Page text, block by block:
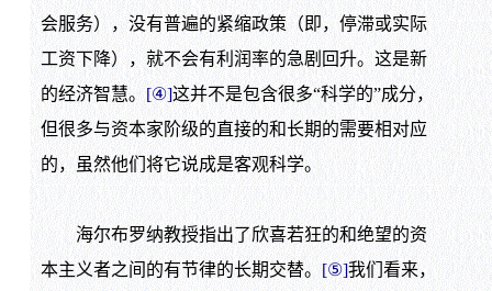
会服务），没有普遍的紧缩政策（即，停滞或实际
工资下降），就不会有利润率的急剧回升。这是新
的经济智慧。 [④]这并不是包含很多“科学的”成分，
但很多与资本家阶级的直接的和长期的需要相对应
的，虽然他们将它说成是客观科学。
海尔布罗纳教授指出了欣喜若狂的和绝望的资
本主义者之间的有节律的长期交替。 [⑤]我们看来，